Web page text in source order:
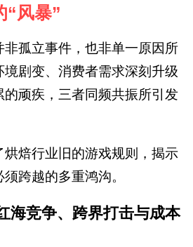
“风暴”
孤立事件，也非单一原因所
剧变、消费者需求深刻升级
顽疾，三者同频共振所引发
焙行业旧的游戏规则，揭示
跨越的多重鸿沟。
海竞争、跨界打击与成本